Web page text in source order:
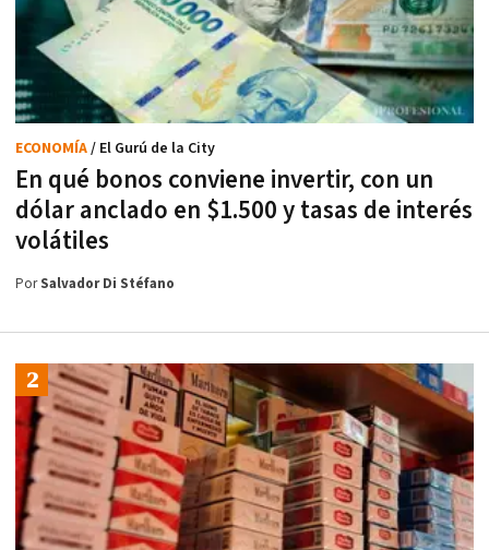
En qué bonos conviene invertir, con un
dólar anclado en $1.500 y tasas de interés
volátiles
ECONOMÍA/ El Gurú de la City
PorSalvador Di Stéfano